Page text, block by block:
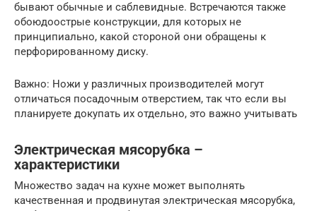
бывают обычные и саблевидные. Встречаются также
обоюдоострые конструкции, для которых не
принципиально, какой стороной они обращены к
перфорированному диску.
Важно: Ножи у различных производителей могут
отличаться посадочным отверстием, так что если вы
планируете докупать их отдельно, это важно учитывать
Электрическая мясорубка –
характеристики
Множество задач на кухне может выполнять
качественная и продвинутая электрическая мясорубка,